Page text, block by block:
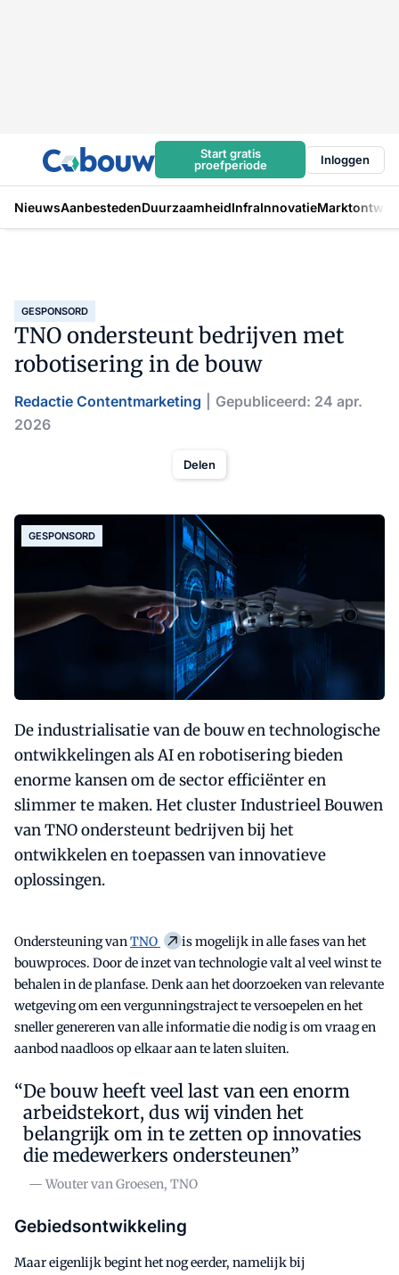
Start gratis
proefperiode
Inloggen
NieuwsAanbestedenDuurzaamheidInfraInnovatie
GESPONSORD
TNO ondersteunt bedrijven met
robotisering in de bouw
Redactie Contentmarketing
Gepubliceerd: 24 apr.
2026
Delen
GESPONSORD
De industrialisatie van de bouw en technologische
ontwikkelingen als AI en robotisering bieden
enorme kansen om de sector efficiënter en
slimmer te maken. Het cluster Industrieel Bouwen
van TNO ondersteunt bedrijven bij het
ontwikkelen en toepassen van innovatieve
oplossingen.
Ondersteuning vanTNO
is mogelijk in alle fases van het
bouwproces. Door de inzet van technologie valt al veel winst te
behalen in de planfase. Denk aan het doorzoeken van relevante
wetgeving om een vergunningstraject te versoepelen en het
sneller genereren van alle informatie die nodig is om vraag en
aanbod naadloos op elkaar aan te laten sluiten.
De bouw heeft veel last van een enorm
arbeidstekort, dus wij vinden het
belangrijk om in te zetten op innovaties
die medewerkers ondersteunen”
— Wouter van Groesen, TNO
Gebiedsontwikkeling
Maar eigenlijk begint het nog eerder, namelijk bij